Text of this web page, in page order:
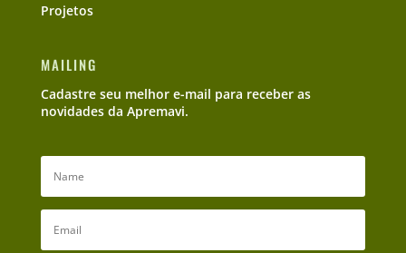
Projetos
MAILING
Cadastre seu melhor e-mail para receber as
novidades da Apremavi.